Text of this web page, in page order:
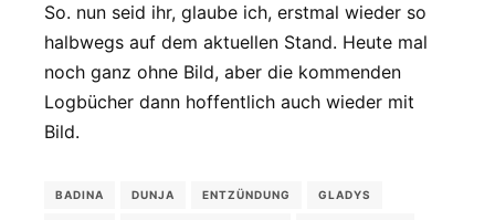
So. nun seid ihr, glaube ich, erstmal wieder so
halbwegs auf dem aktuellen Stand. Heute mal
noch ganz ohne Bild, aber die kommenden
Logbücher dann hoffentlich auch wieder mit
Bild.
BADINA DUNJA ENTZÜNDUNG GLADYS